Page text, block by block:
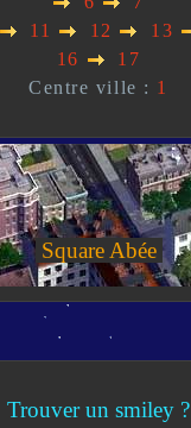
11 12 13
16
17
Centre ville : 1
Square Abée
Trouver un smiley ?